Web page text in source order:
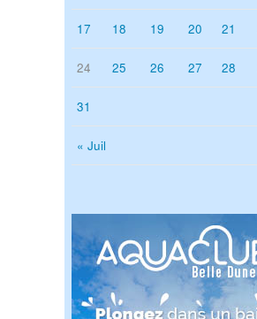
« Juil
17 18 19 20 21
24 25 26 27 28
31